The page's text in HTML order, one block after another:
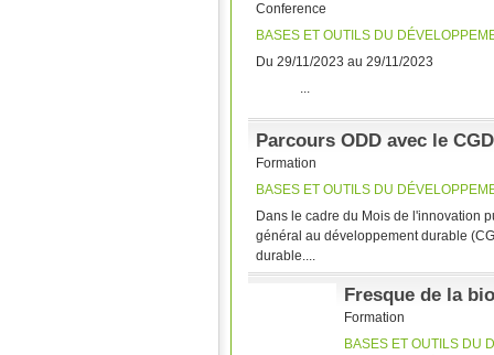
Conference
BASES ET OUTILS DU
Du 29/11/2023 au 29/11/2023
...
Parcours ODD avec le
Formation
BASES ET OUTILS DU
Dans le cadre du Mois de l'innovation
général au développement durable
durable....
Fresque de la
Formation
BASES ET OUTILS DU